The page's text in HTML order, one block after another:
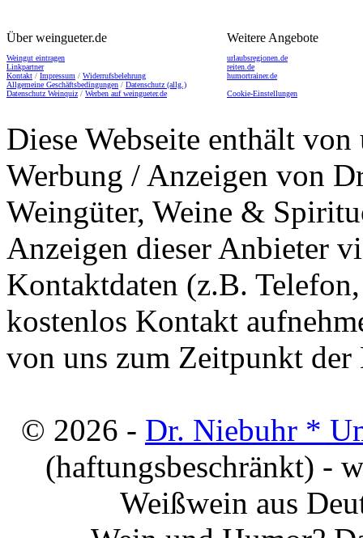
Über weingueter.de
Weingut eintragen
Linkpartner
Kontakt / Impressum / Widerrufsbelehrung
Allgemeine Geschäftsbedingungen / Datenschutz (allg.)
Datenschutz Weinquiz / Werben auf weingueter.de
Weitere Angebote
urlaubsregionen.de
reiten.de
humortrainer.de
Cookie-Einstellungen
Diese Webseite enthält
Werbung / Anzeigen von
Weingüter, Weine &
Anzeigen dieser Anbieter
Kontaktdaten (z.B.
kostenlos Kontakt
von uns zum Zeitpunkt
© 2026 - Dr. Niebuhr *
(haftungsbeschränkt) -
Weißwein aus